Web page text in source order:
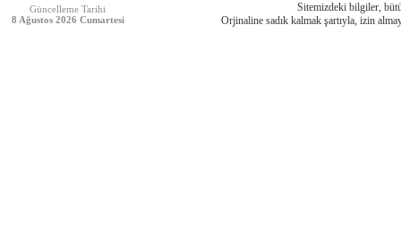
Güncelleme Tarihi
8 Ağustos 2026 Cumartesi
Sitemizdeki bilgiler,
Orjinaline sadık kalmak şartıyla, izin